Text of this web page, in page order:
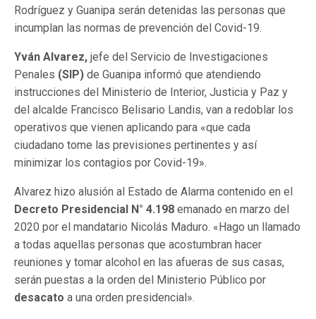
Rodríguez y Guanipa serán detenidas las personas que
incumplan las normas de prevención del Covid-19.
Yván Alvarez, jefe del Servicio de Investigaciones
Penales (SIP) de Guanipa informó que atendiendo
instrucciones del Ministerio de Interior, Justicia y Paz y
del alcalde Francisco Belisario Landis, van a redoblar los
operativos que vienen aplicando para «que cada
ciudadano tome las previsiones pertinentes y así
minimizar los contagios por Covid-19».
Alvarez hizo alusión al Estado de Alarma contenido en el
Decreto Presidencial N° 4.198 emanado en marzo del
2020 por el mandatario Nicolás Maduro. «Hago un llamado
a todas aquellas personas que acostumbran hacer
reuniones y tomar alcohol en las afueras de sus casas,
serán puestas a la orden del Ministerio Público por
desacato a una orden presidencial».